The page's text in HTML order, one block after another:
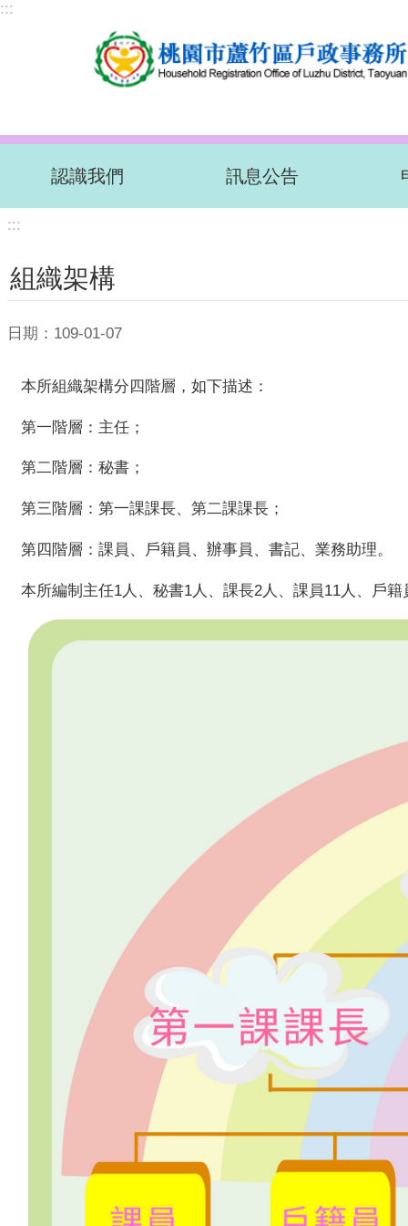
跳到主要內容區塊
:::
認識我們 訊息公告
:::
組織架構
日期：109-01-07
本所組織架構分四階層，如下描述：
第一階層：主任；
第二階層：秘書；
第三階層：第一課課長、第二課課長；
第四階層：課員、戶籍員、辦事員、書記、業務助理。
本所編制主任1人、秘書1人、課長2人、課員11人、戶